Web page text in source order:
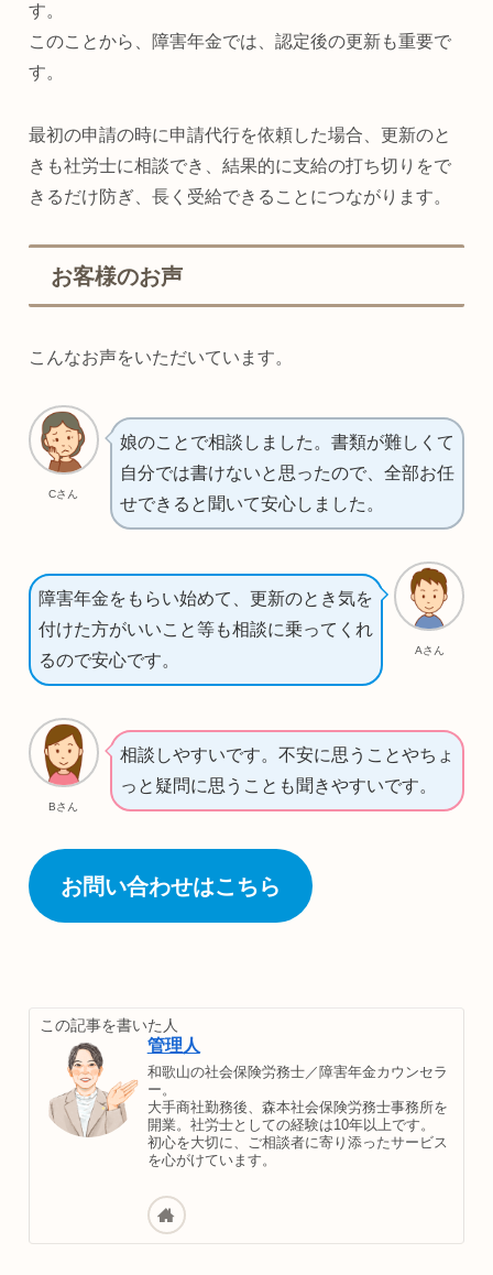
す。
このことから、障害年金では、認定後の更新も重要で
す。
最初の申請の時に申請代行を依頼した場合、更新のと
きも社労士に相談でき、結果的に支給の打ち切りをで
きるだけ防ぎ、長く受給できることにつながります。
お客様のお声
こんなお声をいただいています。
Cさん
娘のことで相談しました。書類が難しくて
自分では書けないと思ったので、全部お任
せできると聞いて安心しました。
Aさん
障害年金をもらい始めて、更新のとき気を
付けた方がいいこと等も相談に乗ってくれ
るので安心です。
Bさん
相談しやすいです。不安に思うことやちょ
っと疑問に思うことも聞きやすいです。
お問い合わせはこちら
この記事を書いた人
管理人
和歌山の社会保険労務士／障害年金カウンセラ
ー。
大手商社勤務後、森本社会保険労務士事務所を
開業。社労士としての経験は10年以上です。
初心を大切に、ご相談者に寄り添ったサービス
を心がけています。